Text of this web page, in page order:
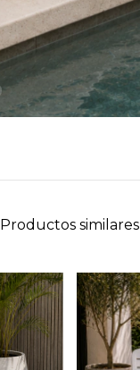
Productos similares